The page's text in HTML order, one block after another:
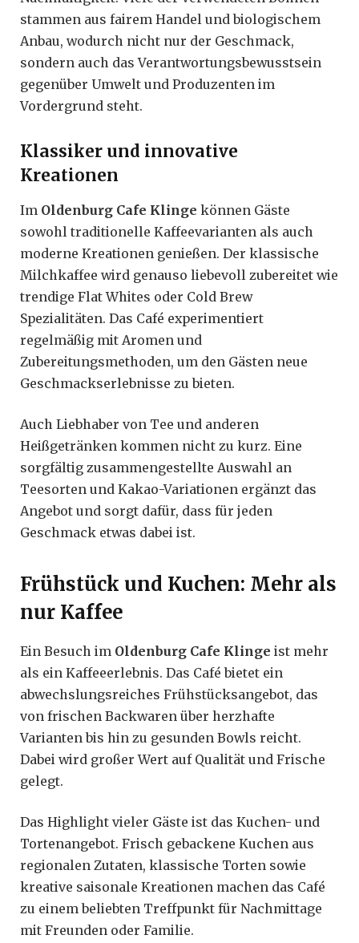
stammen aus fairem Handel und biologischem
Anbau, wodurch nicht nur der Geschmack,
sondern auch das Verantwortungsbewusstsein
gegenüber Umwelt und Produzenten im
Vordergrund steht.
Klassiker und innovative
Kreationen
Im Oldenburg Cafe Klinge können Gäste
sowohl traditionelle Kaffeevarianten als auch
moderne Kreationen genießen. Der klassische
Milchkaffee wird genauso liebevoll zubereitet wie
trendige Flat Whites oder Cold Brew
Spezialitäten. Das Café experimentiert
regelmäßig mit Aromen und
Zubereitungsmethoden, um den Gästen neue
Geschmackserlebnisse zu bieten.
Auch Liebhaber von Tee und anderen
Heißgetränken kommen nicht zu kurz. Eine
sorgfältig zusammengestellte Auswahl an
Teesorten und Kakao-Variationen ergänzt das
Angebot und sorgt dafür, dass für jeden
Geschmack etwas dabei ist.
Frühstück und Kuchen: Mehr als
nur Kaffee
Ein Besuch im Oldenburg Cafe Klinge ist mehr
als ein Kaffeeerlebnis. Das Café bietet ein
abwechslungsreiches Frühstücksangebot, das
von frischen Backwaren über herzhafte
Varianten bis hin zu gesunden Bowls reicht.
Dabei wird großer Wert auf Qualität und Frische
gelegt.
Das Highlight vieler Gäste ist das Kuchen- und
Tortenangebot. Frisch gebackene Kuchen aus
regionalen Zutaten, klassische Torten sowie
kreative saisonale Kreationen machen das Café
zu einem beliebten Treffpunkt für Nachmittage
mit Freunden oder Familie.